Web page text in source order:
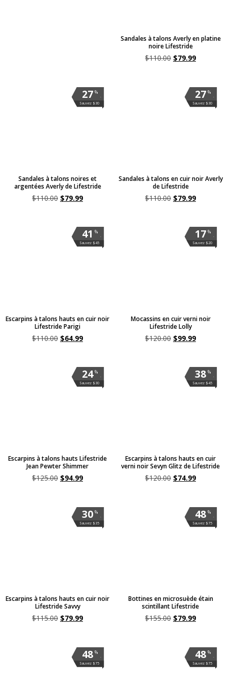
Sandales à talons Averly en platine
noire Lifestride
$110.00 $79.99
%
.
27
Sauvez $30
Sandales à talons noires et
argentées Averly de Lifestride
$110.00 $79.99
%
.
27
Sauvez $30
Sandales à talons en cuir noir Averly
de Lifestride
$110.00 $79.99
%
.
41
Sauvez $45
Escarpins à talons hauts en cuir noir
Lifestride Parigi
$110.00 $64.99
%
.
17
Sauvez $20
Mocassins en cuir verni noir
Lifestride Lolly
$120.00 $99.99
%
.
24
Sauvez $30
Escarpins à talons hauts Lifestride
Jean Pewter Shimmer
$125.00 $94.99
%
.
38
Sauvez $45
Escarpins à talons hauts en cuir
verni noir Sevyn Glitz de Lifestride
$120.00 $74.99
%
.
30
Sauvez $35
Escarpins à talons hauts en cuir noir
Lifestride Savvy
$115.00 $79.99
%
.
48
Sauvez $75
Bottines en microsuède étain
scintillant Lifestride
$155.00 $79.99
%
.
48
Sauvez $75
%
.
48
Sauvez $75